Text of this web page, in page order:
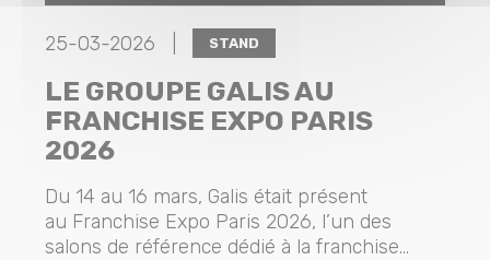
25-03-2026 | STAND
LE GROUPE GALIS AU
FRANCHISE EXPO PARIS
2026
Du 14 au 16 mars, Galis était présent
au Franchise Expo Paris 2026, l’un des
salons de référence dédié à la franchise...